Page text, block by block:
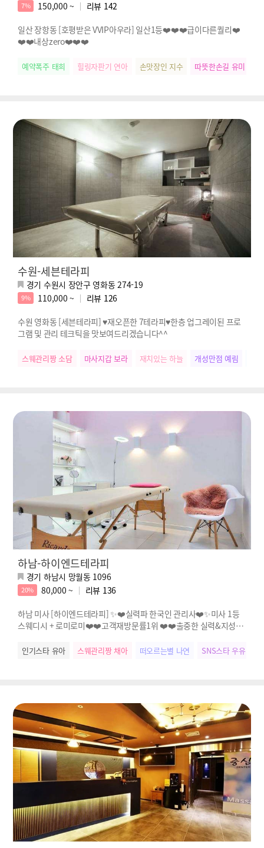
7% 150,000 ~ 리뷰 142
일산 장항동 [호평받은 VVIP아우라] 일산1등❤️❤️❤️급이다른퀄리❤️
❤️❤️내상zero❤️❤️❤️
예약폭주 태희 힐링자판기 연아 손맛장인 지수 따뜻한손길 유미
수원-세븐테라피
경기 수원시 장안구 영화동 274-19
9% 110,000 ~ 리뷰 126
수원 영화동 [세븐테라피] ♥재오픈한 7테라피♥한층 업그레이된 프로
그램 및 관리 테크틱을 맛보여드리겠습니다^^
스웨관리짱 소담 마사지갑 보라 재치있는 하늘 개성만점 예림
하남-하이엔드테라피
경기 하남시 망월동 1096
20% 80,000 ~ 리뷰 136
하남 미사 [하이엔드테라피] ✨❤️실력파 한국인 관리사❤️✨미사 1등
스웨디시 + 로미로미❤️❤️고객재방문률1위 ❤️❤️출중한 실력&지성✨
인기스타 유아 스웨관리짱 채아 떠오르는별 나연 SNS스타 우유